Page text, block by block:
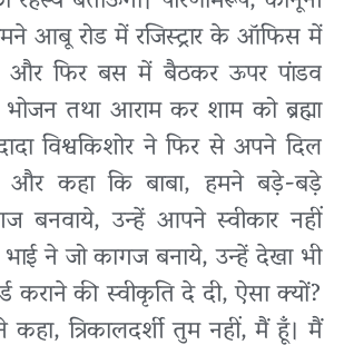
आबू रोड में रजिस्ट्रार के ऑफिस में
और फिर बस में बैठकर ऊपर पांडव
तथा आराम कर शाम को ब्रह्मा
विश्वकिशोर ने फिर से अपने दिल
और कहा कि बाबा, हमने बड़े-बड़े
बनवाये, उन्हें आपने स्वीकार नहीं
ने जो कागज बनाये, उन्हें देखा भी
कराने की स्वीकृति दे दी, ऐसा क्यों?
कहा, त्रिकालदर्शी तुम नहीं, मैं हूँ। मैं